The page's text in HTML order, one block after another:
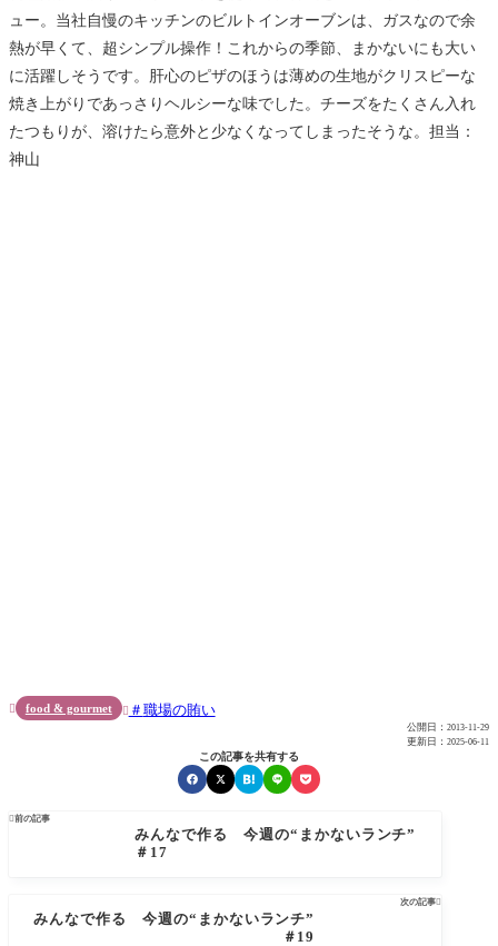
ュー。当社自慢のキッチンのビルトインオーブンは、ガスなので余
熱が早くて、超シンプル操作！これからの季節、まかないにも大い
に活躍しそうです。肝心のピザのほうは薄めの生地がクリスピーな
焼き上がりであっさりヘルシーな味でした。チーズをたくさん入れ
たつもりが、溶けたら意外と少なくなってしまったそうな。担当：
神山
 food & gourmet  職場の賄い
公開日： 2013-11-29
更新日： 2025-06-11
この記事を共有する
前の記事
みんなで作る 今週の“まかないランチ”
＃17
次の記事
みんなで作る 今週の“まかないランチ”
＃19